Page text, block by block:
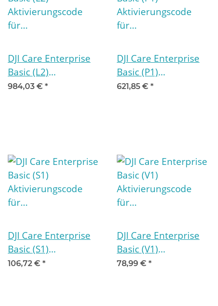
DJI Care Enterprise
Basic (L2)
Aktivierungscode für
984,03 € *
DJI Care Enterprise
Basic (P1)
Aktivierungscode für
621,85 € *
DJI Care Enterprise
Basic (S1)
Aktivierungscode für
106,72 € *
DJI Care Enterprise
Basic (V1)
Aktivierungscode für
78,99 € *